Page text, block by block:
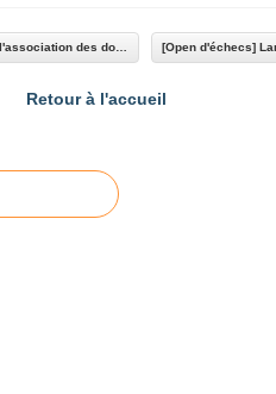
Retour à l'accueil